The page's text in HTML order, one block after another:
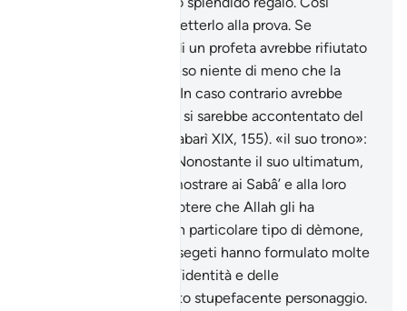
facendo Bilqìs vuole metterlo alla prova. Se
veramente si trattava di un profeta avrebbe rifiutato
il dono e avrebbe preteso niente di meno che la
conversione dei Sabâ’. In caso contrario avrebbe
accettato il presente e si sarebbe accontentato del
guadagno materiale (Tabarì XIX, 155). «il suo trono»:
della regina dei Sabâ’. Nonostante il suo ultimatum,
Salomone preferisce mostrare ai Sabâ’ e alla loro
regina, un saggio del potere che Allah gli ha
concesso. «Un ifrit»: un particolare tipo di dèmone,
potente e astuto. Gli esegeti hanno formulato molte
ipotesi a proposito dell’identità e delle
caratteristiche di questo stupefacente personaggio.